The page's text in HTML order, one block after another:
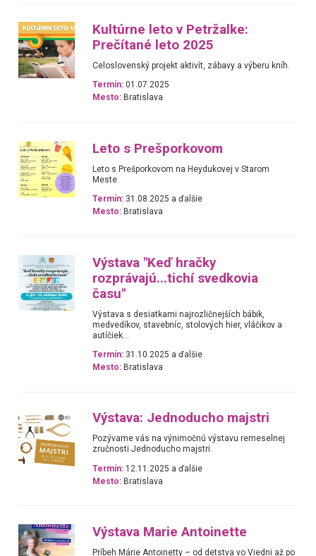
Kultúrne leto v Petržalke:
Prečítané leto 2025
Celoslovenský projekt aktivít, zábavy a výberu kníh.
Termín: 01.07.2025
Mesto: Bratislava
Leto s Prešporkovom
Leto s Prešporkovom na Heydukovej v Starom
Meste.
Termín: 31.08.2025 a ďalšie
Mesto: Bratislava
Výstava "Keď hračky
rozprávajú...tichí svedkovia
času"
Výstava s desiatkami najrozličnejších bábik,
medvedíkov, stavebníc, stolových hier, vláčikov a
autíčiek...
Termín: 31.10.2025 a ďalšie
Mesto: Bratislava
Výstava: Jednoducho majstri
Pozývame vás na výnimočnú výstavu remeselnej
zručnosti Jednoducho majstri.
Termín: 12.11.2025 a ďalšie
Mesto: Bratislava
Výstava Marie Antoinette
Príbeh Márie Antoinetty – od detstva vo Viedni až po